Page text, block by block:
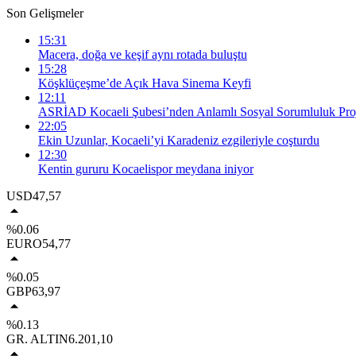
Son Gelişmeler
15:31
Macera, doğa ve keşif aynı rotada buluştu
15:28
Köşklüçeşme’de Açık Hava Sinema Keyfi
12:11
ASRİAD Kocaeli Şubesi’nden Anlamlı Sosyal Sorumluluk
22:05
Ekin Uzunlar, Kocaeli’yi Karadeniz ezgileriyle coşturdu
12:30
Kentin gururu Kocaelispor meydana iniyor
USD47,57
%0.06
EURO54,77
%0.05
GBP63,97
%0.13
GR. ALTIN6.201,10